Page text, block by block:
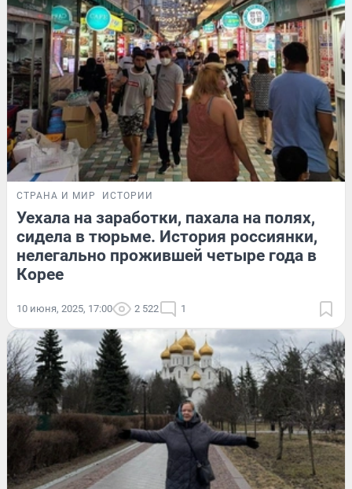
СТРАНА И МИР ИСТОРИИ
Уехала на заработки, пахала на полях,
сидела в тюрьме. История россиянки,
нелегально прожившей четыре года в
Корее
10 июня, 2025, 17:00 2 522 1